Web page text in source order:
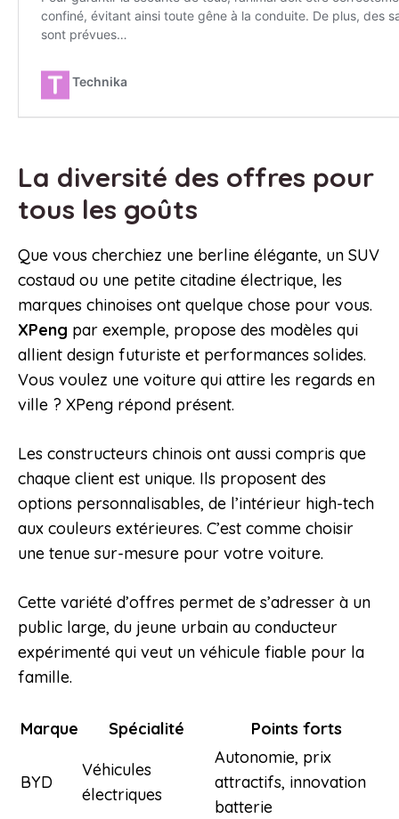
La diversité des offres pour
tous les goûts
Que vous cherchiez une berline élégante, un SUV
costaud ou une petite citadine électrique, les
marques chinoises ont quelque chose pour vous.
XPeng par exemple, propose des modèles qui
allient design futuriste et performances solides.
Vous voulez une voiture qui attire les regards en
ville ? XPeng répond présent.
Les constructeurs chinois ont aussi compris que
chaque client est unique. Ils proposent des
options personnalisables, de l’intérieur high-tech
aux couleurs extérieures. C’est comme choisir
une tenue sur-mesure pour votre voiture.
Cette variété d’offres permet de s’adresser à un
public large, du jeune urbain au conducteur
expérimenté qui veut un véhicule fiable pour la
famille.
Marque Spécialité Points forts
BYD
Véhicules
électriques
Autonomie, prix
attractifs, innovation
batterie